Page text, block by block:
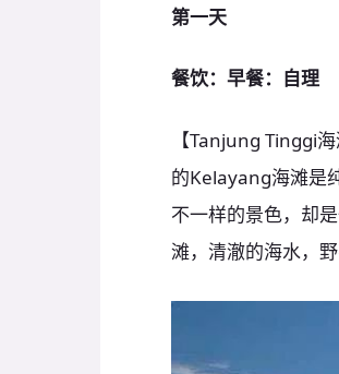
第一天
餐饮：早餐：自理
【Tanjung Tinggi
的Kelayang海滩是
不一样的景色，却
滩，清澈的海水，野